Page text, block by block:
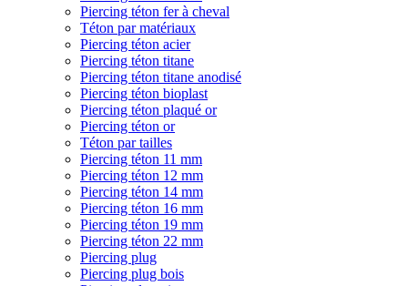
Piercing téton fer à cheval
Téton par matériaux
Piercing téton acier
Piercing téton titane
Piercing téton titane anodisé
Piercing téton bioplast
Piercing téton plaqué or
Piercing téton or
Téton par tailles
Piercing téton 11 mm
Piercing téton 12 mm
Piercing téton 14 mm
Piercing téton 16 mm
Piercing téton 19 mm
Piercing téton 22 mm
Piercing plug
Piercing plug bois